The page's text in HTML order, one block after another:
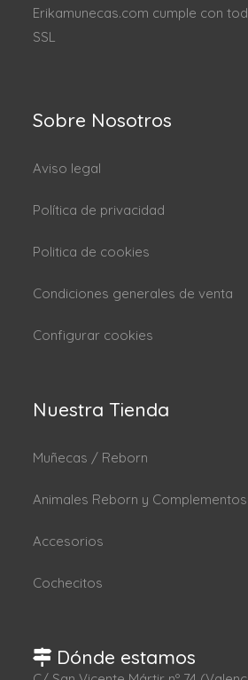
Erikamunecas.com cumple con
SSL
Sobre Nosotros
Aviso legal
Política de privacidad
Politica de cookies
Condiciones generales de venta
Configurar cookies
Nuestra Tienda
Muñecas / Reborn
Animales Reborn y Complementos
Accesorios
Cochecitos
Dónde estamos